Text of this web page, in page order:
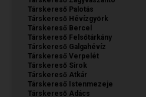
Társkereső Palotás
Társkereső Hévízgyörk
Társkereső Bercel
Társkereső Felsőtárkány
Társkereső Galgahévíz
Társkereső Verpelét
Társkereső Sirok
Társkereső Atkár
Társkereső Istenmezeje
Társkereső Adács